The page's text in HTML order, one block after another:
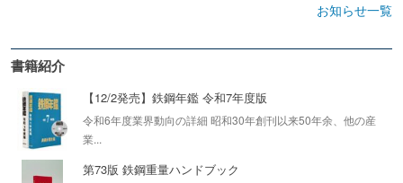
お知らせ一覧
書籍紹介
【12/2発売】鉄鋼年鑑 令和7年度版
令和6年度業界動向の詳細 昭和30年創刊以来50年余、他の産
業...
第73版 鉄鋼重量ハンドブック